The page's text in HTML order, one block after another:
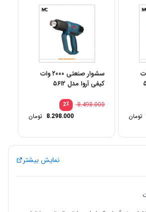
وات
تومان
سشوار صنعتی ۲۰۰۰ وات
کیفی آروا مدل ۵۶۱۲
٪2
8.498.000
8.298.000 تومان
نمایش بیشتر